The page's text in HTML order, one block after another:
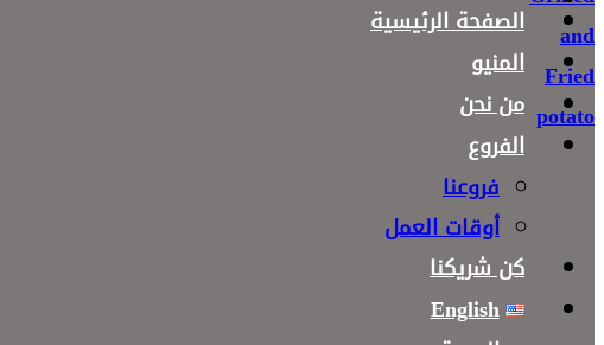
الصفحة الرئيسية
المنيو
من نحن
الفروع
فروعنا
أوقات العمل
كن شريكنا
English